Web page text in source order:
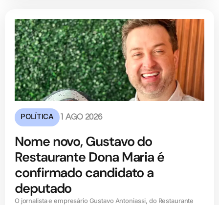
POLÍTICA 1 AGO 2026
Nome novo, Gustavo do
Restaurante Dona Maria é
confirmado candidato a
deputado
O jornalista e empresário Gustavo Antoniassi, do Restaurante